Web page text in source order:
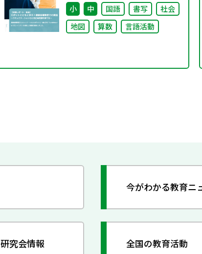
力と自己肯定感を育てる～
小 中 国語 書写
社会
地図
算数 言語活動
今がわかる教育ニ
研究会情報 全国の教育活動